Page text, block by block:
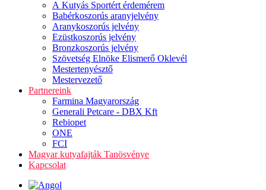
A Kutyás Sportért érdemérem
Babérkoszorús aranyjelvény
Aranykoszorús jelvény
Ezüstkoszorús jelvény
Bronzkoszorús jelvény
Szövetség Elnöke Elismerő Oklevél
Mestertenyésztő
Mestervezető
Partnereink
Farmina Magyarország
Generali Petcare - DBX Kft
Rebiopet
ONE
FCI
Magyar kutyafajták Tanösvénye
Kapcsolat